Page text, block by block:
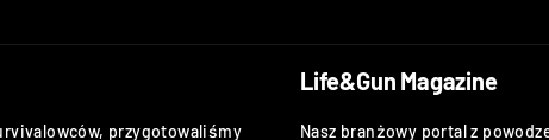
przygotowaliśmy
Life&Gun Magazine
Nasz branżowy portal z